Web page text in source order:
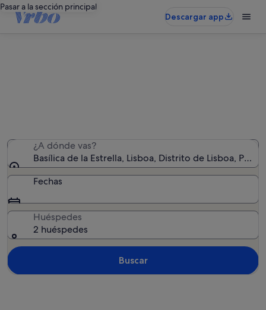
Pasar a la sección principal
Descargar app
¿A dónde vas?
Basílica de la Estrella, Lisboa, Distrito de Lisboa,
Fechas
Huéspedes
2 huéspedes
Buscar